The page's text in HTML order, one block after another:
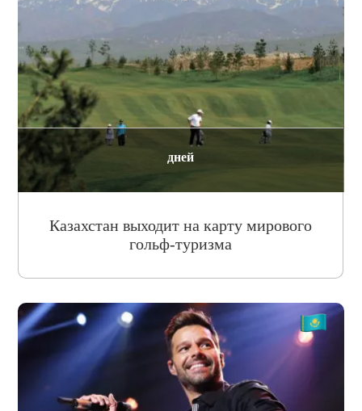
дней
Казахстан выходит на карту мирового
гольф-туризма